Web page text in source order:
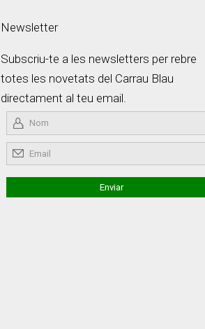
Newsletter
Subscriu-te a les newsletters per rebre
totes les novetats del Carrau Blau
directament al teu email.